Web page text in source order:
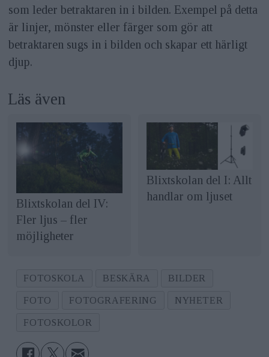
som leder betraktaren in i bilden. Exempel på detta
är linjer, mönster eller färger som gör att
betraktaren sugs in i bilden och skapar ett härligt
djup.
Läs även
Blixtskolan del IV:
Fler ljus – fler
möjligheter
Blixtskolan del I: Allt
handlar om ljuset
FOTOSKOLA BESKÄRA BILDER
FOTO FOTOGRAFERING NYHETER
FOTOSKOLOR